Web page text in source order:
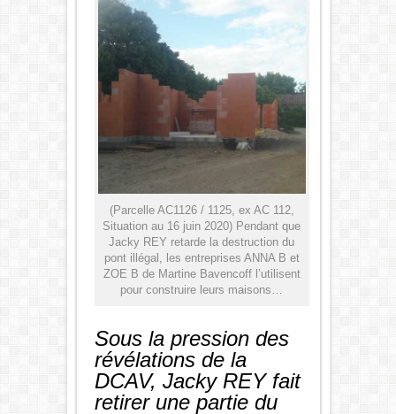
(Parcelle AC1126 / 1125, ex AC 112,
Situation au 16 juin 2020) Pendant que
Jacky REY retarde la destruction du
pont illégal, les entreprises ANNA B et
ZOE B de Martine Bavencoff l’utilisent
pour construire leurs maisons…
Sous la pression des
révélations de la
DCAV, Jacky REY fait
retirer une partie du